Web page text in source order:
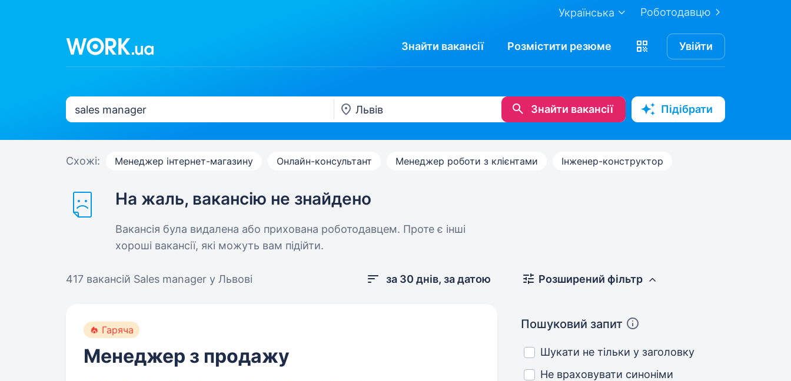
Роботодавцю
Українська
Знайти вакансії Розмістити резюме Увійти
Знайти вакансії Підібрати
Схожі: Менеджер інтернет-магазину Онлайн-консультант Менеджер роботи з клієнтами Інженер-конструктор
На жаль, вакансію не знайдено
Вакансія була видалена або прихована роботодавцем. Проте є інші
хороші вакансії, які можуть вам підійти.
417 вакансій Sales manager у Львові за 30 днів, за датою
Гаряча
Менеджер з продажу
Розширений фільтр
Пошуковий запит
Шукати не тільки у заголовку
Не враховувати синоніми